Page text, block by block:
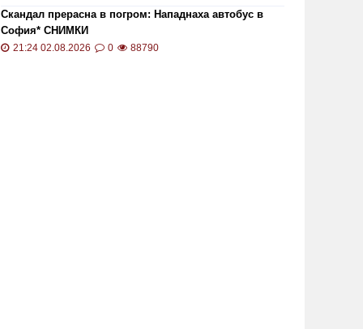
Скандал прерасна в погром: Нападнаха автобус в
София* СНИМКИ
21:24 02.08.2026 0 88790